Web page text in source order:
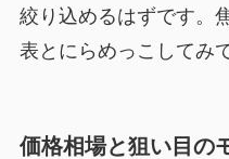
絞り込めるはずです。
表とにらめっこしてみ
価格相場と狙い目の